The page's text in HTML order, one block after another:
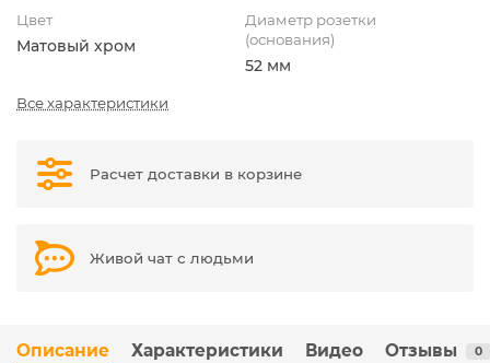
Цвет
Матовый хром
Диаметр розетки
(основания)
52 мм
Все характеристики
Расчет доставки в корзине
Живой чат с людьми
Описание Характеристики Видео Отзывы 0